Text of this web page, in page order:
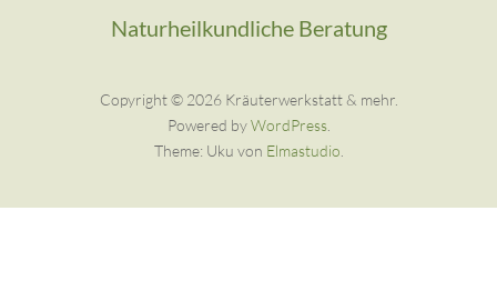
Naturheilkundliche Beratung
Copyright © 2026 Kräuter­werkstatt & mehr
Powered byWordPress
Theme: Uku von Elmastudio